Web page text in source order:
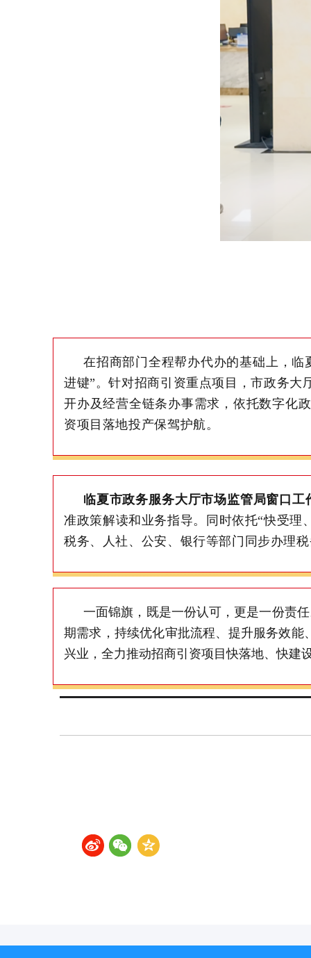
在招商部门全程帮办代办的基础上，
进键”。针对招商引资重点项目，市政务
开办及经营全链条办事需求，依托数字化
资项目落地投产保驾护航。
临夏市政务服务大厅市场监管局窗口工
准政策解读和业务指导。同时依托“快受理
税务、人社、公安、银行等部门同步办理
一面锦旗，既是一份认可，更是一份责
期需求，持续优化审批流程、提升服务效
兴业，全力推动招商引资项目快落地、快建